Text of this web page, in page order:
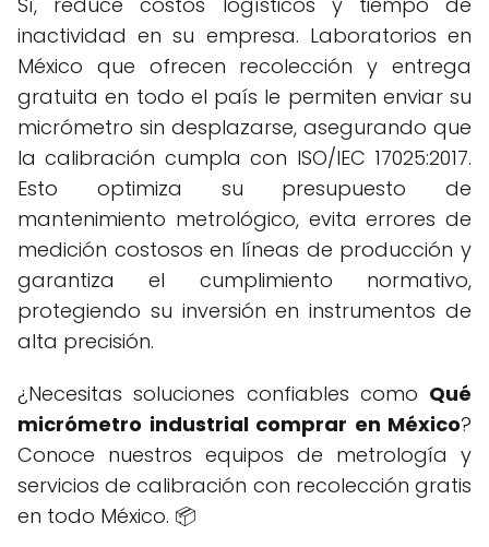
inactividad en su empresa. Laboratorios en
México que ofrecen recolección y entrega
gratuita en todo el país le permiten enviar su
micrómetro sin desplazarse, asegurando que
la calibración cumpla con ISO/IEC 17025:2017.
Esto optimiza su presupuesto de
mantenimiento metrológico, evita errores de
medición costosos en líneas de producción y
garantiza el cumplimiento normativo,
protegiendo su inversión en instrumentos de
alta precisión.
¿Necesitas soluciones confiables como Qué
micrómetro industrial comprar en México?
Conoce nuestros equipos de metrología y
servicios de calibración con recolección gratis
en todo México. 📦